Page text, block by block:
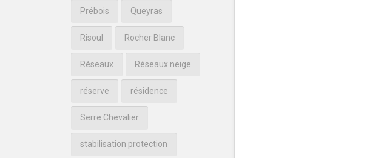
Prébois Queyras
Risoul Rocher Blanc
Réseaux Réseaux neige
réserve résidence
Serre Chevalier
stabilisation protection